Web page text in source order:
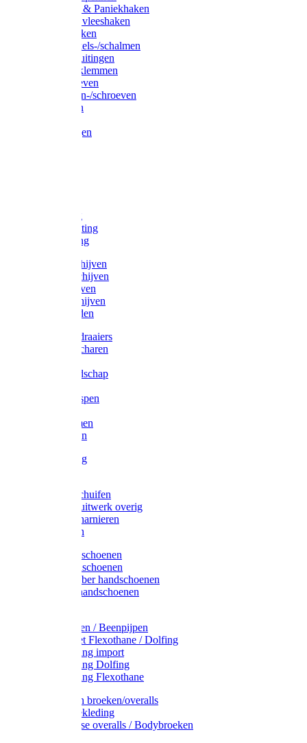
Musketons & Paniekhaken
S-haken & vleeshaken
Karabijnhaken
Noodschakels-/schalmen
Harp-/D-sluitingen
Staaldraadklemmen
Spanschroeven
Ringmoeren-/schroeven
Puntkousen
Aanlegringen
Voetketting
Scheepsketting
Victorketting
Afbraamschijven
Doorslijpschijven
Lamelschijven
Diamantschijven
Laselektroden
Schroevendraaiers
Tangen / Scharen
Meetgereedschap
Vijlen / Raspen
Lijmklemmen
Waterpassen
Bouwbeslag
Grendels/schuifen
Hang en sluitwerk overig
Hengen/scharnieren
Scharnieren
Latex handschoenen
Leren handschoenen
PVC / Rubber handschoenen
Katoenen handschoenen
Plukmouwen / Beenpijpen
Reparatieset Flexothane / Dolfing
Regenkleding import
Regenkleding Dolfing
Regenkleding Flexothane
Toebehoren broeken/overalls
Signalisatiekleding
Amerikaanse overalls / Bodybroeken